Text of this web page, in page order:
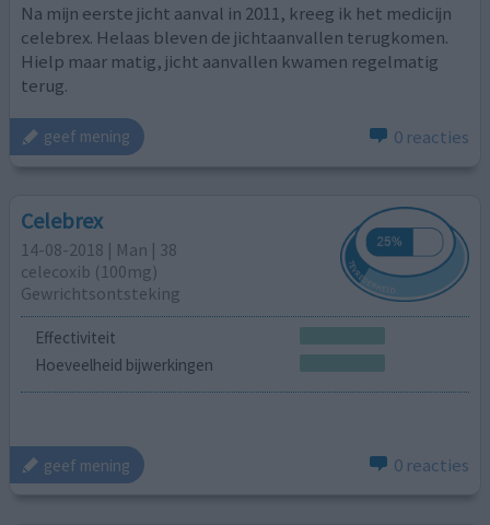
Na mijn eerste jicht aanval in 2011, kreeg ik het medicijn
celebrex. Helaas bleven de jichtaanvallen terugkomen.
Hielp maar matig, jicht aanvallen kwamen regelmatig
terug.
geef mening 0 reacties
Celebrex
14-08-2018 | Man | 38
celecoxib (100mg)
Gewrichtsontsteking
Effectiviteit
Hoeveelheid bijwerkingen
geef mening 0 reacties